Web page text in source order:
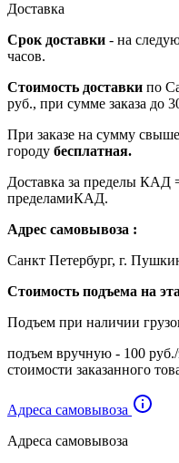
Доставка
Срок доставки - на
часов.
Стоимость доставки по
руб., при сумме заказа до
При заказе на сумму свыше
городу бесплатная.
Доставка за пределы КАД
пределамиКАД.
Адрес самовывоза :
Санкт Петербург, г.
Стоимость подъема на
Подъем при наличии
подъем вручную - 100
стоимости заказанного
Адреса самовывоза
Адреса самовывоза